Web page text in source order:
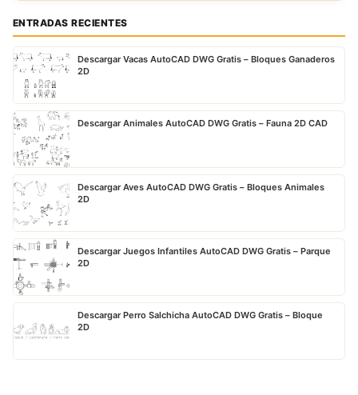
ENTRADAS RECIENTES
Descargar Vacas AutoCAD DWG Gratis – Bloques Ganaderos
2D
Descargar Animales AutoCAD DWG Gratis – Fauna 2D CAD
Descargar Aves AutoCAD DWG Gratis – Bloques Animales
2D
Descargar Juegos Infantiles AutoCAD DWG Gratis – Parque
2D
Descargar Perro Salchicha AutoCAD DWG Gratis – Bloque
2D